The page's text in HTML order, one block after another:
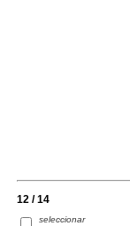
12 / 14
seleccionar